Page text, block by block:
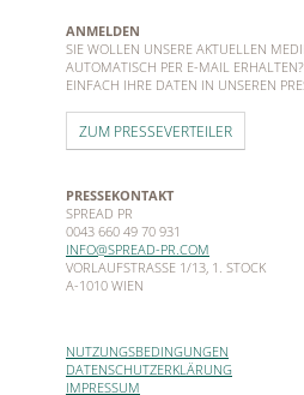
ANMELDEN
SIE WOLLEN UNSERE AKTUELLEN
AUTOMATISCH PER E-MAIL
EINFACH IHRE DATEN IN UNSEREN
ZUM PRESSEVERTEILER
PRESSEKONTAKT
SPREAD PR
0043 660 49 70 931
INFO@SPREAD-PR.COM
VORLAUFSTRASSE 1/13, 1. STOCK
A-1010 WIEN
NUTZUNGSBEDINGUNGEN
DATENSCHUTZERKLÄRUNG
IMPRESSUM